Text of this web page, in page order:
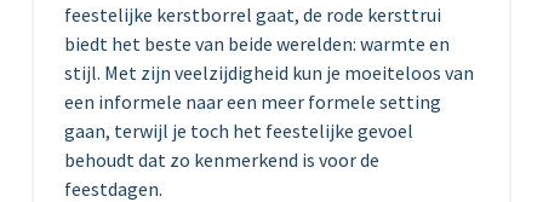
feestelijke kerstborrel gaat, de rode kersttrui
biedt het beste van beide werelden: warmte en
stijl. Met zijn veelzijdigheid kun je moeiteloos van
een informele naar een meer formele setting
gaan, terwijl je toch het feestelijke gevoel
behoudt dat zo kenmerkend is voor de
feestdagen.